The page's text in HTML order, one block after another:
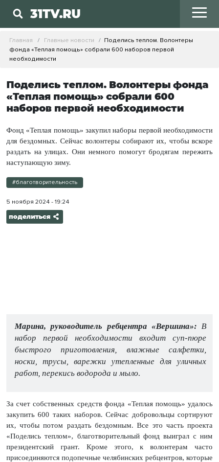
31TV.RU
Главная Главные новости
Поделись теплом. Волонтеры
фонда «Теплая помощь» собрали 600 наборов первой
необходимости
Поделись теплом. Волонтеры фонда
«Теплая помощь» собрали 600
наборов первой необходимости
Фонд «Теплая помощь» закупил наборы первой необходимости
для бездомных. Сейчас волонтеры собирают их, чтобы вскоре
раздать на улицах. Они немного помогут бродягам пережить
наступающую зиму.
#благотворительность
5 ноября 2024 - 19:24
поделиться
Марина, руководитель ребцентра «Вершина»: В
набор первой необходимости входит суп-пюре
быстрого приготовления, влажные салфетки,
носки, трусы, варежки утепленные для уличных
работ, перекись водорода и мыло.
За счет собственных средств фонда «Теплая помощь» удалось
закупить 600 таких наборов. Сейчас добровольцы сортируют
их, чтобы потом раздать бездомным. Все это часть проекта
«Поделись теплом», благотворительный фонд выиграл с ним
президентский грант. Кроме этого, к волонтерам часто
присоединяются подопечные челябинских ребцентров, которые